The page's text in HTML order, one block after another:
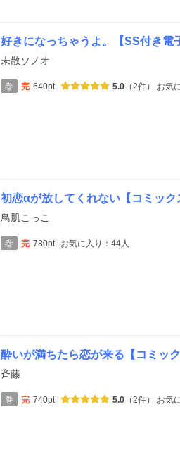
好きになっちゃうよ。【SS付き電
未散ソノオ
巻 完 640pt 5.0 （2件） お気
初恋αが放してくれない【コミック
鳥肌こっこ
巻 完 780pt お気に入り：44人
酔いが満ちたら恋が来る【コミック
斉藤
巻 完 740pt 5.0 （2件） お気